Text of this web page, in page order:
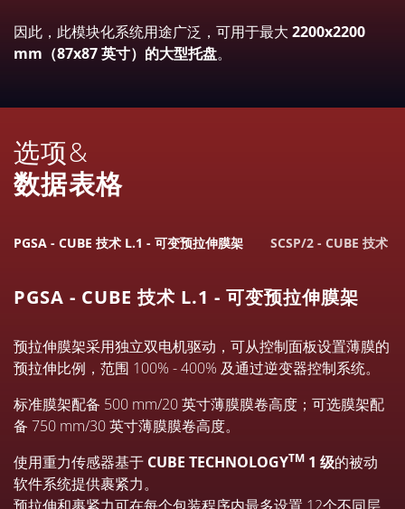
因此，此模块化系统用途广泛，可用于最大 2200x2200
mm（87x87 英寸）的大型托盘。
选项&
数据表格
PGSA - CUBE 技术 L.1 - 可变预拉伸膜架 SCSP/2 - CUBE 技术
PGSA - CUBE 技术 L.1 - 可变预拉伸膜架
预拉伸膜架采用独立双电机驱动，可从控制面板设置薄膜的
预拉伸比例，范围 100% - 400% 及通过逆变器控制系统。
标准膜架配备 500 mm/20 英寸薄膜膜卷高度；可选膜架配
备 750 mm/30 英寸薄膜膜卷高度。
使用重力传感器基于 CUBE TECHNOLOGYTM 1 级的被动
软件系统提供裹紧力。